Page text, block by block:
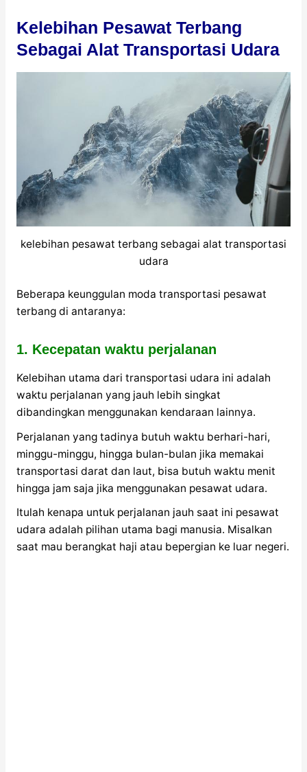
Kelebihan Pesawat Terbang
Sebagai Alat Transportasi Udara
kelebihan pesawat terbang sebagai alat transportasi
udara
Beberapa keunggulan moda transportasi pesawat
terbang di antaranya:
1. Kecepatan waktu perjalanan
Kelebihan utama dari transportasi udara ini adalah
waktu perjalanan yang jauh lebih singkat
dibandingkan menggunakan kendaraan lainnya.
Perjalanan yang tadinya butuh waktu berhari-hari,
minggu-minggu, hingga bulan-bulan jika memakai
transportasi darat dan laut, bisa butuh waktu menit
hingga jam saja jika menggunakan pesawat udara.
Itulah kenapa untuk perjalanan jauh saat ini pesawat
udara adalah pilihan utama bagi manusia. Misalkan
saat mau berangkat haji atau bepergian ke luar negeri.